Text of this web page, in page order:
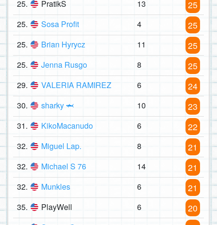
25. PratikS 13 25
25. Sosa Profit 4 25
25. Brian Hyrycz 11 25
25. Jenna Rusgo 8 25
29. VALERIA RAMIREZ 6 24
30. sharky 🦈 10 23
31. KikoMacanudo 6 22
32. Miguel Lap. 8 21
32. Michael S 76 14 21
32. Munkles 6 21
35. PlayWell 6 20